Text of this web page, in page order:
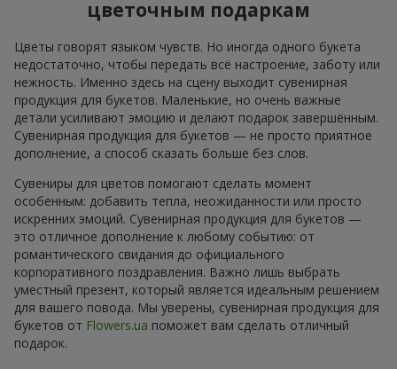
цветочным подаркам
Цветы говорят языком чувств. Но иногда одного букета
недостаточно, чтобы передать всё настроение, заботу или
нежность. Именно здесь на сцену выходит сувенирная
продукция для букетов. Маленькие, но очень важные
детали усиливают эмоцию и делают подарок завершённым.
Сувенирная продукция для букетов — не просто приятное
дополнение, а способ сказать больше без слов.
Сувениры для цветов помогают сделать момент
особенным: добавить тепла, неожиданности или просто
искренних эмоций. Сувенирная продукция для букетов —
это отличное дополнение к любому событию: от
романтического свидания до официального
корпоративного поздравления. Важно лишь выбрать
уместный презент, который является идеальным решением
для вашего повода. Мы уверены, сувенирная продукция для
букетов от Flowers.ua поможет вам сделать отличный
подарок.